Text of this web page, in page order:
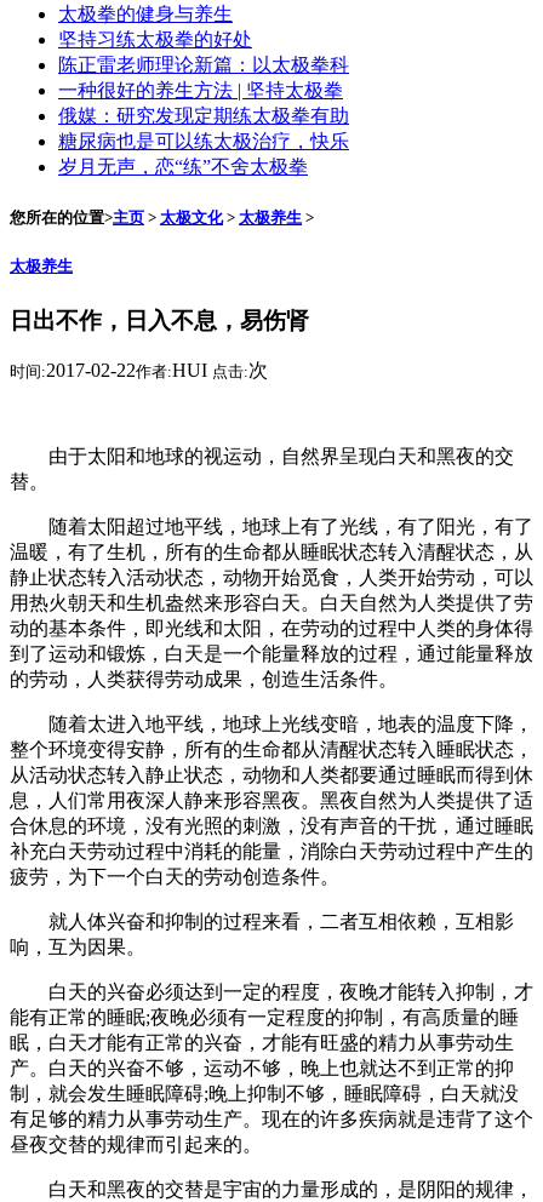
太极拳的健身与养生
坚持习练太极拳的好处
陈正雷老师理论新篇：以太极拳科
一种很好的养生方法 | 坚持太极拳
俄媒：研究发现定期练太极拳有助
糖尿病也是可以练太极治疗，快乐
岁月无声，恋“练”不舍太极拳
您所在的位置>主页 > 太极文化> 太极养生 >
太极养生
日出不作，日入不息，易伤肾
时间:2017-02-22作者:HUI 点击:次
由于太阳和地球的视运动，自然界呈现白天和黑夜的交
替。
随着太阳超过地平线，地球上有了光线，有了阳光，有了
温暖，有了生机，所有的生命都从睡眠状态转入清醒状态，从
静止状态转入活动状态，动物开始觅食，人类开始劳动，可以
用热火朝天和生机盎然来形容白天。白天自然为人类提供了劳
动的基本条件，即光线和太阳，在劳动的过程中人类的身体得
到了运动和锻炼，白天是一个能量释放的过程，通过能量释放
的劳动，人类获得劳动成果，创造生活条件。
随着太进入地平线，地球上光线变暗，地表的温度下降，
整个环境变得安静，所有的生命都从清醒状态转入睡眠状态，
从活动状态转入静止状态，动物和人类都要通过睡眠而得到休
息，人们常用夜深人静来形容黑夜。黑夜自然为人类提供了适
合休息的环境，没有光照的刺激，没有声音的干扰，通过睡眠
补充白天劳动过程中消耗的能量，消除白天劳动过程中产生的
疲劳，为下一个白天的劳动创造条件。
就人体兴奋和抑制的过程来看，二者互相依赖，互相影
响，互为因果。
白天的兴奋必须达到一定的程度，夜晚才能转入抑制，才
能有正常的睡眠;夜晚必须有一定程度的抑制，有高质量的睡
眠，白天才能有正常的兴奋，才能有旺盛的精力从事劳动生
产。白天的兴奋不够，运动不够，晚上也就达不到正常的抑
制，就会发生睡眠障碍;晚上抑制不够，睡眠障碍，白天就没
有足够的精力从事劳动生产。现在的许多疾病就是违背了这个
昼夜交替的规律而引起来的。
白天和黑夜的交替是宇宙的力量形成的，是阴阳的规律，